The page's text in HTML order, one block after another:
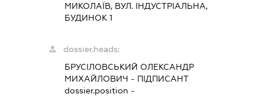
МИКОЛАЇВ, ВУЛ. ІНДУСТРІАЛЬНА,
БУДИНОК 1
dossier.heads:
БРУСІЛОВСЬКИЙ ОЛЕКСАНДР
МИХАЙЛОВИЧ - ПІДПИСАНТ
dossier.position -